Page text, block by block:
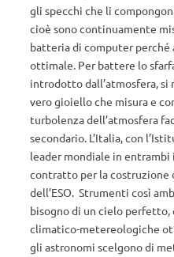
gli specchi che li
cioè sono continuamente
batteria di computer perché
ottimale. Per battere lo
introdotto dall’atmosfera, si
vero gioiello che misura e
turbolenza dell’atmosfera
secondario. L’Italia, con
leader mondiale in entrambi
contratto per la costruzione
dell’ESO. Strumenti così
bisogno di un cielo
climatico-metereologiche
gli astronomi scelgono di